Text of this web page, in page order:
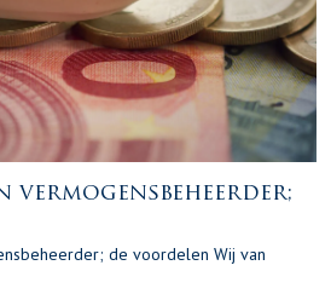
vermogensbeheerder;
de voordelen Wij van